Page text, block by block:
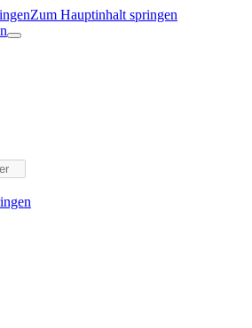
Zum Hauptinhalt springen